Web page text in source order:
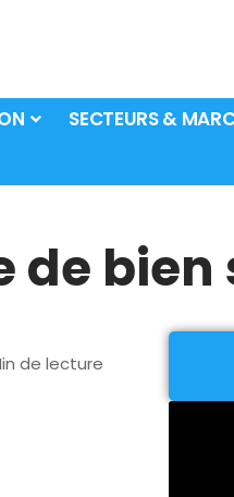
SECTEURS &
bien
de lecture